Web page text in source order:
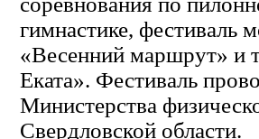
гимнастике, фестиваль
«Весенний маршрут» и
Еката». Фестиваль
Министерства
Свердловской области.